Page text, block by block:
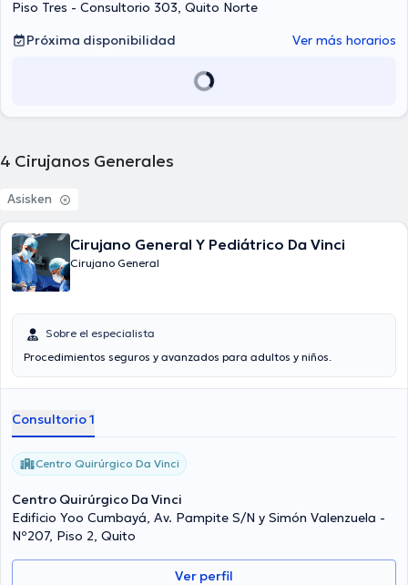
Piso Tres - Consultorio 303, Quito Norte
Próxima disponibilidad
Ver más horarios
4 Cirujanos Generales
Asisken
Cirujano General Y Pediátrico Da Vinci
Cirujano General
Sobre el especialista
Procedimientos seguros y avanzados para adultos y niños.
Consultorio 1
Centro Quirúrgico Da Vinci
Centro Quirúrgico Da Vinci
Edificio Yoo Cumbayá, Av. Pampite S/N y Simón Valenzuela -
Nº207, Piso 2, Quito
Ver perfil